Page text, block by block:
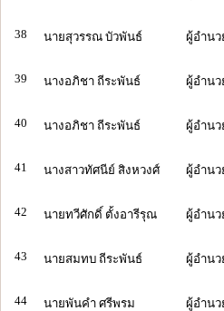
38 นายสุวรรณ บัวพันธ์ ผู้อำนว
39 นางอภิชา ถีระพันธ์ ผู้อำนว
40 นางอภิชา ถีระพันธ์ ผู้อำนว
41 นางสาวทัศนีย์ สิงหวงศ์ ผู้อำนว
42 นายทวีศักดิ์ ตั้งอารีรุณ ผู้อำนว
43 นายสมทบ ถีระพันธ์ ผู้อำนว
44 นายพันคำ ศรีพรม ผู้อำนว